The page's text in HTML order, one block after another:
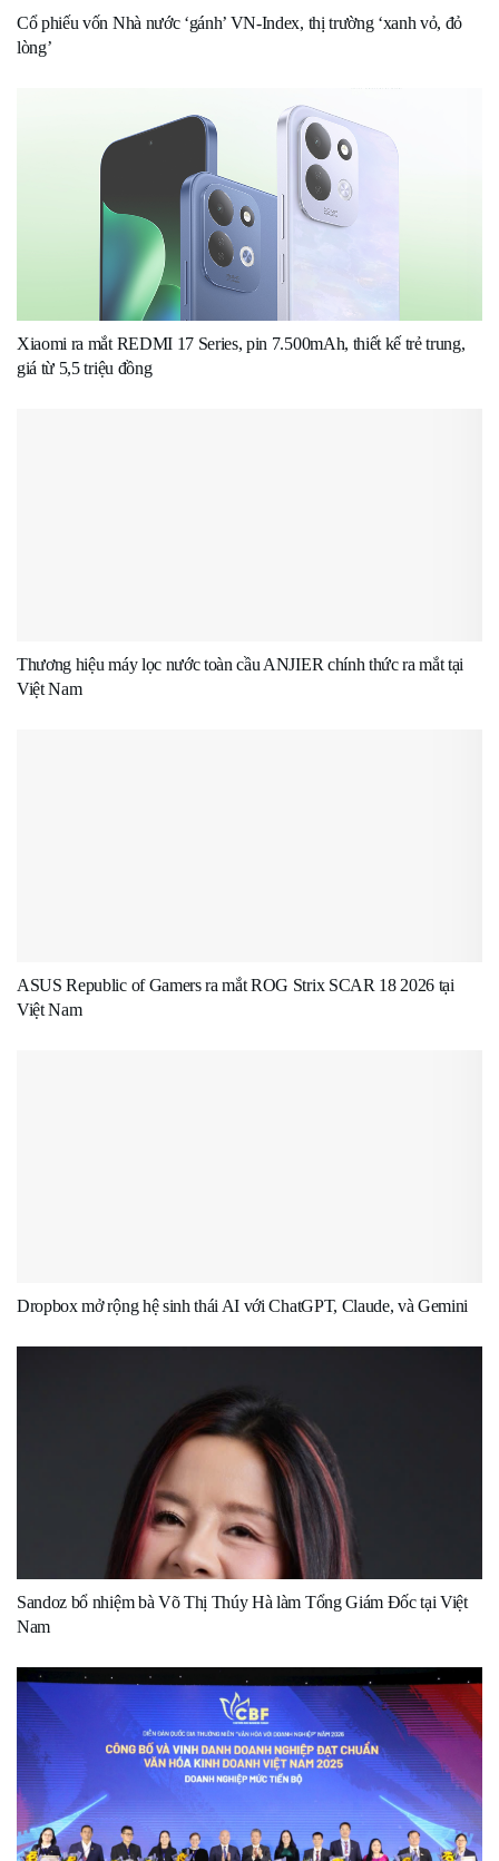
Cổ phiếu vốn Nhà nước ‘gánh’ VN-Index, thị trường ‘xanh vỏ, đỏ
lòng’
Xiaomi ra mắt REDMI 17 Series, pin 7.500mAh, thiết kế trẻ trung,
giá từ 5,5 triệu đồng
Thương hiệu máy lọc nước toàn cầu ANJIER chính thức ra mắt tại
Việt Nam
ASUS Republic of Gamers ra mắt ROG Strix SCAR 18 2026 tại
Việt Nam
Dropbox mở rộng hệ sinh thái AI với ChatGPT, Claude, và Gemini
Sandoz bổ nhiệm bà Võ Thị Thúy Hà làm Tổng Giám Đốc tại Việt
Nam